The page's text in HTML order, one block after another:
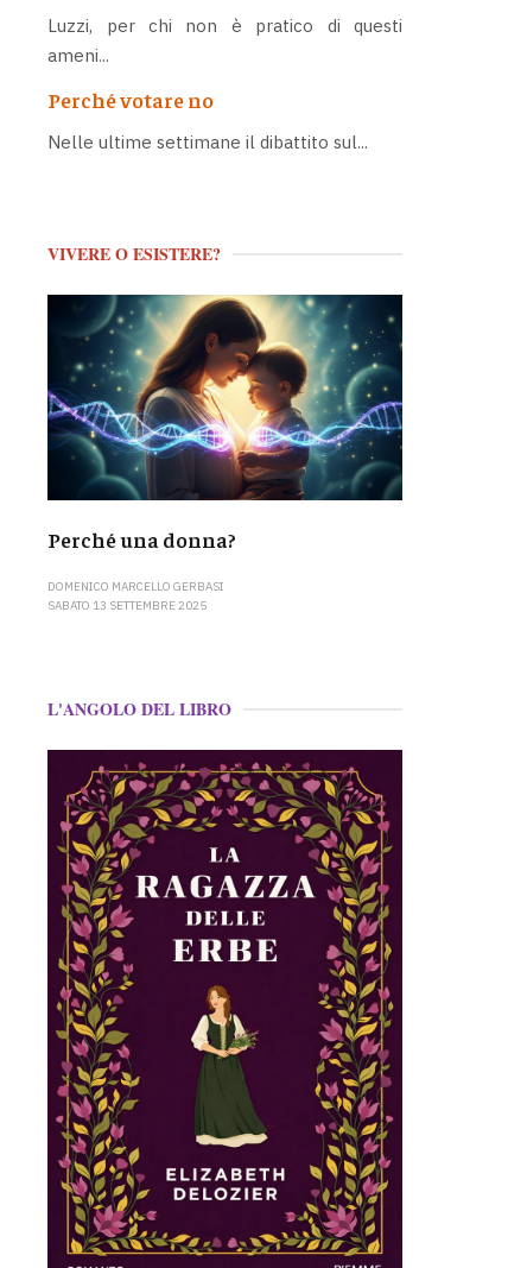
Luzzi, per chi non è pratico di questi
ameni...
Perché votare no
Nelle ultime settimane il dibattito sul...
VIVERE O ESISTERE?
Perché una donna?
DOMENICO MARCELLO GERBASI
SABATO 13 SETTEMBRE 2025
L'ANGOLO DEL LIBRO